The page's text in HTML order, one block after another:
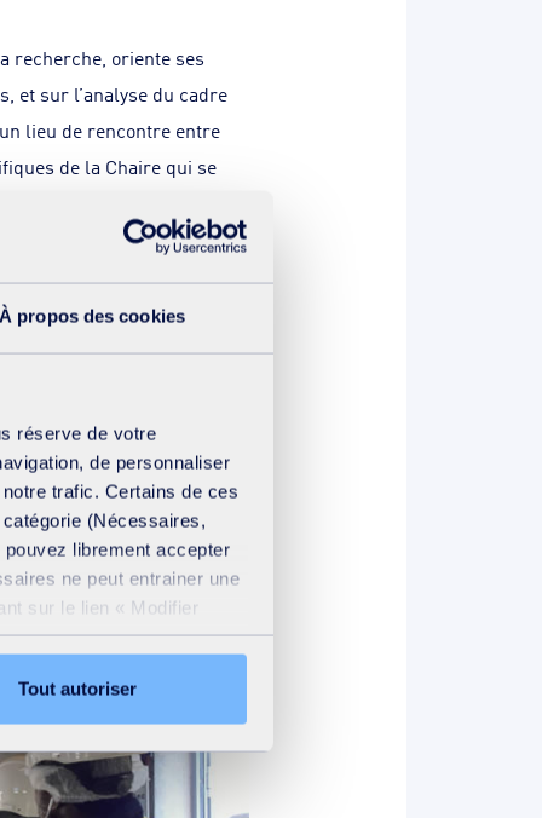
À propos des cookies
réserve de votre
de personnaliser
trafic. Certains de ces
(Nécessaires,
librement accepter
ne peut entrainer une
sur le lien « Modifier
cookies.
Tout autoriser
recherche, oriente ses
et sur l’analyse du cadre
lieu de rencontre entre
de la Chaire qui se
savoir-faire, où
auditeurs.